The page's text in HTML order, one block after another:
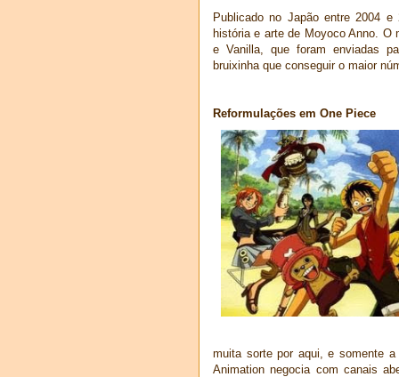
Publicado no Japão entre 2004
história e arte de Moyoco Anno. O
e Vanilla, que foram enviadas
bruixinha que conseguir o maior
Reformulações em One Piece
muita sorte por aqui, e somente a
Animation negocia com canais